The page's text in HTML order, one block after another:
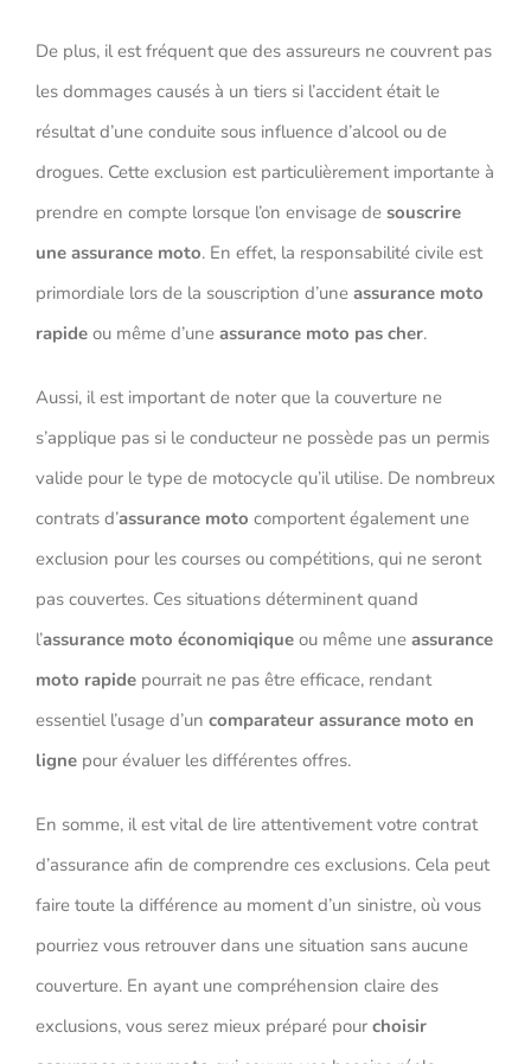
De plus, il est fréquent que des assureurs ne couvrent pas
les dommages causés à un tiers si l’accident était le
résultat d’une conduite sous influence d’alcool ou de
drogues. Cette exclusion est particulièrement importante à
prendre en compte lorsque l’on envisage de souscrire
une assurance moto. En effet, la responsabilité civile est
primordiale lors de la souscription d’une assurance moto
rapideou même d’une assurance moto pas cher.
Aussi, il est important de noter que la couverture ne
s’applique pas si le conducteur ne possède pas un permis
valide pour le type de motocycle qu’il utilise. De nombreux
contrats d’assurance moto comportent également une
exclusion pour les courses ou compétitions, qui ne seront
pas couvertes. Ces situations déterminent quand
l’assurance moto économiqiqueou même une assurance
moto rapidepourrait ne pas être efficace, rendant
essentiel l’usage d’un comparateur assurance moto en
lignepour évaluer les différentes offres.
En somme, il est vital de lire attentivement votre contrat
d’assurance afin de comprendre ces exclusions. Cela peut
faire toute la différence au moment d’un sinistre, où vous
pourriez vous retrouver dans une situation sans aucune
couverture. En ayant une compréhension claire des
exclusions, vous serez mieux préparé pour choisir